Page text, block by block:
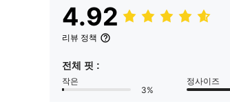
4.92
리뷰 정책
전체 핏 :
작은
3%
정사이즈